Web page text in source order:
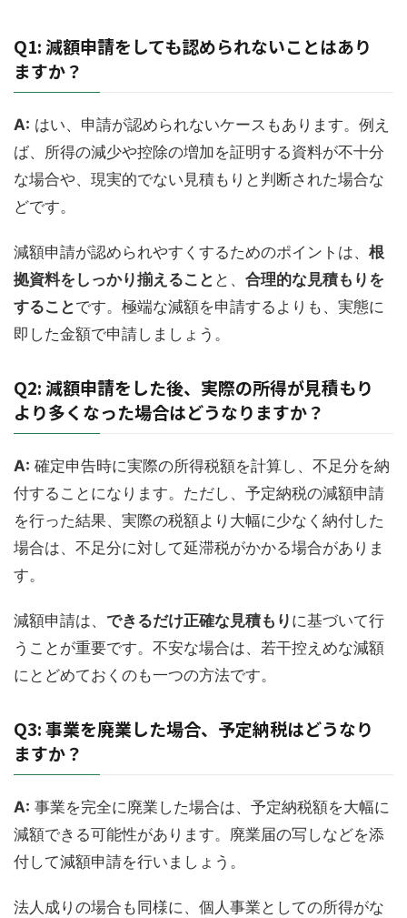
Q1: 減額申請をしても認められないことはあり
ますか？
A: はい、申請が認められないケースもあります。例え
ば、所得の減少や控除の増加を証明する資料が不十分
な場合や、現実的でない見積もりと判断された場合な
どです。
減額申請が認められやすくするためのポイントは、 根
拠資料をしっかり揃えること と、 合理的な見積もりを
すること です。極端な減額を申請するよりも、実態に
即した金額で申請しましょう。
Q2: 減額申請をした後、実際の所得が見積もり
より多くなった場合はどうなりますか？
A: 確定申告時に実際の所得税額を計算し、不足分を納
付することになります。ただし、予定納税の減額申請
を行った結果、実際の税額より大幅に少なく納付した
場合は、不足分に対して延滞税がかかる場合がありま
す。
減額申請は、 できるだけ正確な見積もり に基づいて行
うことが重要です。不安な場合は、若干控えめな減額
にとどめておくのも一つの方法です。
Q3: 事業を廃業した場合、予定納税はどうなり
ますか？
A: 事業を完全に廃業した場合は、予定納税額を大幅に
減額できる可能性があります。廃業届の写しなどを添
付して減額申請を行いましょう。
法人成りの場合も同様に、個人事業としての所得がな